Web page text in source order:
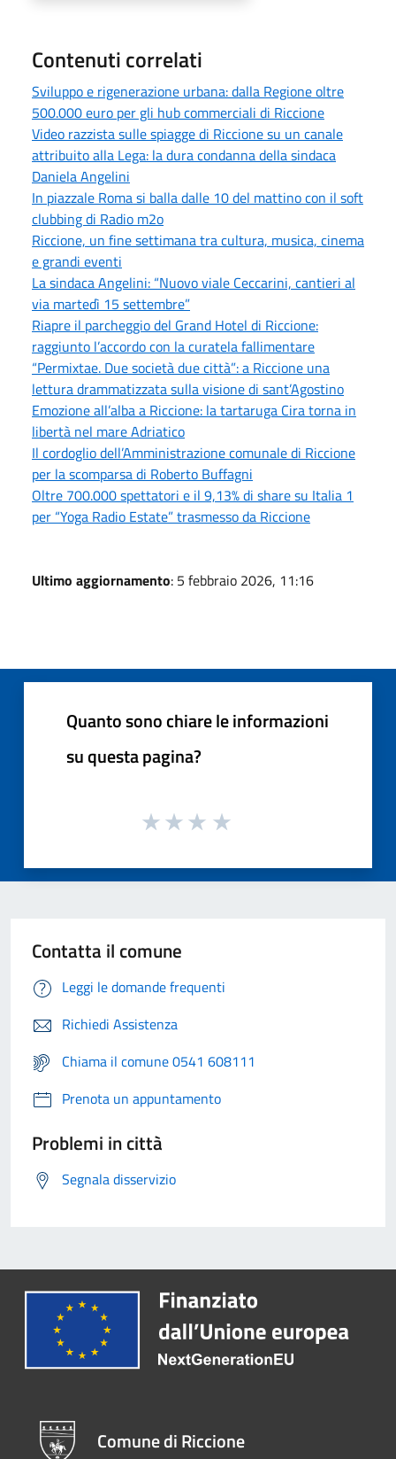
Contenuti correlati
Sviluppo e rigenerazione urbana: dalla Regione oltre
500.000 euro per gli hub commerciali di Riccione
Video razzista sulle spiagge di Riccione su un canale
attribuito alla Lega: la dura condanna della sindaca
Daniela Angelini
In piazzale Roma si balla dalle 10 del mattino con il soft
clubbing di Radio m2o
Riccione, un fine settimana tra cultura, musica, cinema
e grandi eventi
La sindaca Angelini: “Nuovo viale Ceccarini, cantieri al
via martedì 15 settembre”
Riapre il parcheggio del Grand Hotel di Riccione:
raggiunto l’accordo con la curatela fallimentare
“Permixtae. Due società due città”: a Riccione una
lettura drammatizzata sulla visione di sant’Agostino
Emozione all’alba a Riccione: la tartaruga Cira torna in
libertà nel mare Adriatico
Il cordoglio dell’Amministrazione comunale di Riccione
per la scomparsa di Roberto Buffagni
Oltre 700.000 spettatori e il 9,13% di share su Italia 1
per “Yoga Radio Estate” trasmesso da Riccione
Ultimo aggiornamento: 5 febbraio 2026, 11:16
Quanto sono chiare le informazioni
su questa pagina?
Contatta il comune
Leggi le domande frequenti
Richiedi Assistenza
Chiama il comune 0541 608111
Prenota un appuntamento
Problemi in città
Segnala disservizio
Comune di Riccione